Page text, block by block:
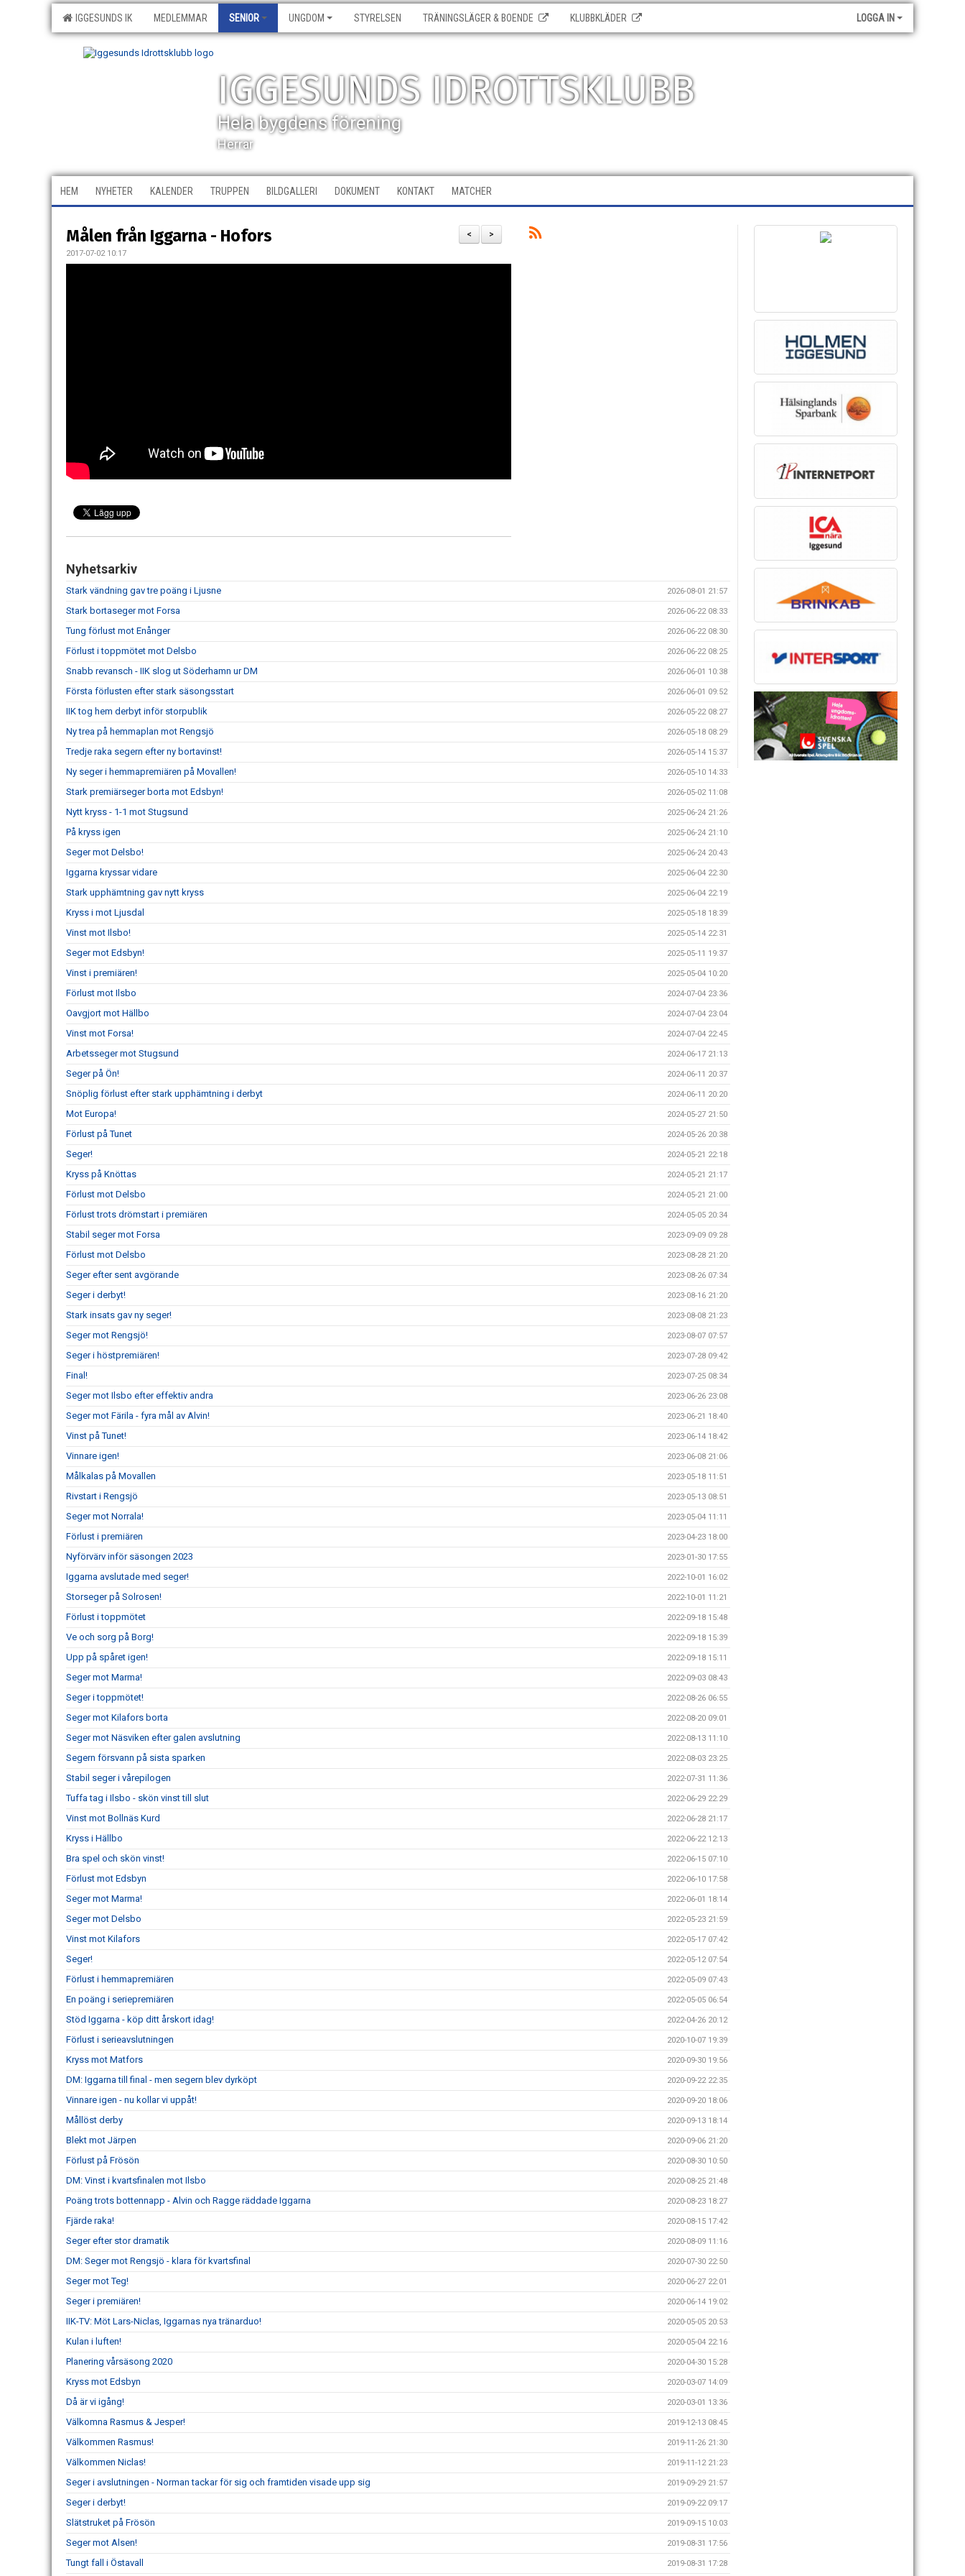
IGGESUNDS IK MEDLEMMAR SENIOR UNGDOM STYRELSEN TRÄNINGSLÄGER & BOENDE KLUBBKLÄDER LOGGA IN
IGGESUNDS IDROTTSKLUBB
Hela bygdens förening
Herrar
HEM NYHETER KALENDER TRUPPEN BILDGALLERI DOKUMENT KONTAKT MATCHER
>
<
Målen från Iggarna - Hofors
2017-07-02 10:17
Nyhetsarkiv
Stark vändning gav tre poäng i Ljusne 2026-08-01 21:57
Stark bortaseger mot Forsa 2026-06-22 08:33
Tung förlust mot Enånger 2026-06-22 08:30
Förlust i toppmötet mot Delsbo 2026-06-22 08:25
Snabb revansch - IIK slog ut Söderhamn ur DM 2026-06-01 10:38
Första förlusten efter stark säsongsstart 2026-06-01 09:52
IIK tog hem derbyt inför storpublik 2026-05-22 08:27
Ny trea på hemmaplan mot Rengsjö 2026-05-18 08:29
Tredje raka segern efter ny bortavinst! 2026-05-14 15:37
Ny seger i hemmapremiären på Movallen! 2026-05-10 14:33
Stark premiärseger borta mot Edsbyn! 2026-05-02 11:08
Nytt kryss - 1-1 mot Stugsund 2025-06-24 21:26
På kryss igen 2025-06-24 21:10
Seger mot Delsbo! 2025-06-24 20:43
Iggarna kryssar vidare 2025-06-04 22:30
Stark upphämtning gav nytt kryss 2025-06-04 22:19
Kryss i mot Ljusdal 2025-05-18 18:39
Vinst mot Ilsbo! 2025-05-14 22:31
Seger mot Edsbyn! 2025-05-11 19:37
Vinst i premiären! 2025-05-04 10:20
Förlust mot Ilsbo 2024-07-04 23:36
Oavgjort mot Hällbo 2024-07-04 23:04
Vinst mot Forsa! 2024-07-04 22:45
Arbetsseger mot Stugsund 2024-06-17 21:13
Seger på Ön! 2024-06-11 20:37
Snöplig förlust efter stark upphämtning i derbyt 2024-06-11 20:20
Mot Europa! 2024-05-27 21:50
Förlust på Tunet 2024-05-26 20:38
Seger! 2024-05-21 22:18
Kryss på Knöttas 2024-05-21 21:17
Förlust mot Delsbo 2024-05-21 21:00
Förlust trots drömstart i premiären 2024-05-05 20:34
Stabil seger mot Forsa 2023-09-09 09:28
Förlust mot Delsbo 2023-08-28 21:20
Seger efter sent avgörande 2023-08-26 07:34
Seger i derbyt! 2023-08-16 21:20
Stark insats gav ny seger! 2023-08-08 21:23
Seger mot Rengsjö! 2023-08-07 07:57
Seger i höstpremiären! 2023-07-28 09:42
Final! 2023-07-25 08:34
Seger mot Ilsbo efter effektiv andra 2023-06-26 23:08
Seger mot Färila - fyra mål av Alvin! 2023-06-21 18:40
Vinst på Tunet! 2023-06-14 18:42
Vinnare igen! 2023-06-08 21:06
Målkalas på Movallen 2023-05-18 11:51
Rivstart i Rengsjö 2023-05-13 08:51
Seger mot Norrala! 2023-05-04 11:11
Förlust i premiären 2023-04-23 18:00
Nyförvärv inför säsongen 2023 2023-01-30 17:55
Iggarna avslutade med seger! 2022-10-01 16:02
Storseger på Solrosen! 2022-10-01 11:21
Förlust i toppmötet 2022-09-18 15:48
Ve och sorg på Borg! 2022-09-18 15:39
Upp på spåret igen! 2022-09-18 15:11
Seger mot Marma! 2022-09-03 08:43
Seger i toppmötet! 2022-08-26 06:55
Seger mot Kilafors borta 2022-08-20 09:01
Seger mot Näsviken efter galen avslutning 2022-08-13 11:10
Segern försvann på sista sparken 2022-08-03 23:25
Stabil seger i vårepilogen 2022-07-31 11:36
Tuffa tag i Ilsbo - skön vinst till slut 2022-06-29 22:29
Vinst mot Bollnäs Kurd 2022-06-28 21:17
Kryss i Hällbo 2022-06-22 12:13
Bra spel och skön vinst! 2022-06-15 07:10
Förlust mot Edsbyn 2022-06-10 17:58
Seger mot Marma! 2022-06-01 18:14
Seger mot Delsbo 2022-05-23 21:59
Vinst mot Kilafors 2022-05-17 07:42
Seger! 2022-05-12 07:54
Förlust i hemmapremiären 2022-05-09 07:43
En poäng i seriepremiären 2022-05-05 06:54
Stöd Iggarna - köp ditt årskort idag! 2022-04-26 20:12
Förlust i serieavslutningen 2020-10-07 19:39
Kryss mot Matfors 2020-09-30 19:56
DM: Iggarna till final - men segern blev dyrköpt 2020-09-22 22:35
Vinnare igen - nu kollar vi uppåt! 2020-09-20 18:06
Mållöst derby 2020-09-13 18:14
Blekt mot Järpen 2020-09-06 21:20
Förlust på Frösön 2020-08-30 10:50
DM: Vinst i kvartsfinalen mot Ilsbo 2020-08-25 21:48
Poäng trots bottennapp - Alvin och Ragge räddade Iggarna 2020-08-23 18:27
Fjärde raka! 2020-08-15 17:42
Seger efter stor dramatik 2020-08-09 11:16
DM: Seger mot Rengsjö - klara för kvartsfinal 2020-07-30 22:50
Seger mot Teg! 2020-06-27 22:01
Seger i premiären! 2020-06-14 19:02
IIK-TV: Möt Lars-Niclas, Iggarnas nya tränarduo! 2020-05-05 20:53
Kulan i luften! 2020-05-04 22:16
Planering vårsäsong 2020 2020-04-30 15:28
Kryss mot Edsbyn 2020-03-07 14:09
Då är vi igång! 2020-03-01 13:36
Välkomna Rasmus & Jesper! 2019-12-13 08:45
Välkommen Rasmus! 2019-11-26 21:30
Välkommen Niclas! 2019-11-12 21:23
Seger i avslutningen - Norman tackar för sig och framtiden visade upp sig 2019-09-29 21:57
Seger i derbyt! 2019-09-22 09:17
Slätstruket på Frösön 2019-09-15 10:03
Seger mot Alsen! 2019-08-31 17:56
Tungt fall i Östavall 2019-08-31 17:28